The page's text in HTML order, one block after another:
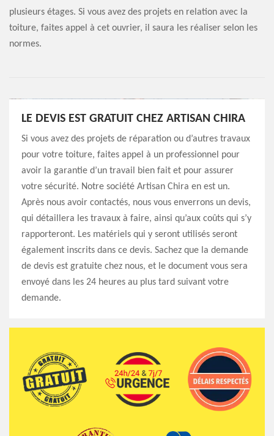
plusieurs étages. Si vous avez des projets en relation avec la
toiture, faites appel à cet ouvrier, il saura les réaliser selon les
normes.
LE DEVIS EST GRATUIT CHEZ ARTISAN CHIRA
Si vous avez des projets de réparation ou d’autres travaux
pour votre toiture, faites appel à un professionnel pour
avoir la garantie d’un travail bien fait et pour assurer
votre sécurité. Notre société Artisan Chira en est un.
Après nous avoir contactés, nous vous enverrons un devis,
qui détaillera les travaux à faire, ainsi qu’aux coûts qui s’y
rapporteront. Les matériels qui y seront utilisés seront
également inscrits dans ce devis. Sachez que la demande
de devis est gratuite chez nous, et le document vous sera
envoyé dans les 24 heures au plus tard suivant votre
demande.